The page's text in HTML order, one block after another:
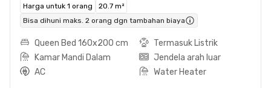
Harga untuk 1 orang
20.7 m²
Bisa dihuni maks. 2 orang dgn tambahan biaya
Queen Bed 160x200 cm
Termasuk Listrik
Kamar Mandi Dalam
Jendela arah luar
AC
Water Heater